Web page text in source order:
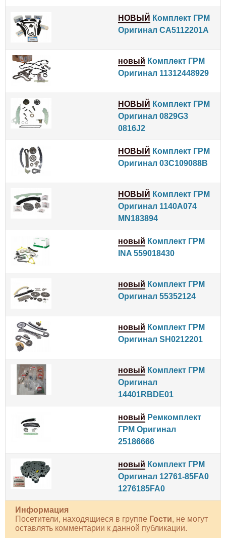
НОВЫЙ Комплект ГРМ
Оригинал CA5112201A
новый Комплект ГРМ
Оригинал 11312448929
НОВЫЙ Комплект ГРМ
Оригинал 0829G3
0816J2
НОВЫЙ Комплект ГРМ
Оригинал 03C109088B
НОВЫЙ Комплект ГРМ
Оригинал 1140A074
MN183894
новый Комплект ГРМ
INA 559018430
новый Комплект ГРМ
Оригинал 55352124
новый Комплект ГРМ
Оригинал SH0212201
новый Комплект ГРМ
Оригинал
14401RBDE01
новый Ремкомплект
ГРМ Оригинал
25186666
новый Комплект ГРМ
Оригинал 12761-85FA0
1276185FA0
Информация
Посетители, находящиеся в группе Гости, не могут
оставлять комментарии к данной публикации.